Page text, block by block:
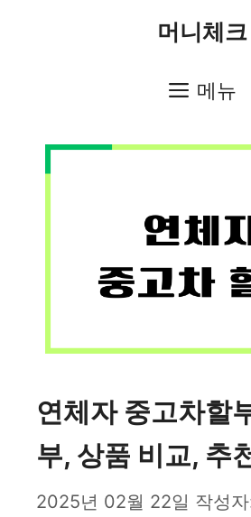
머니체크
메뉴
연체자 중고차할
부, 상품 비교, 추
2025년 02월 22일 작성